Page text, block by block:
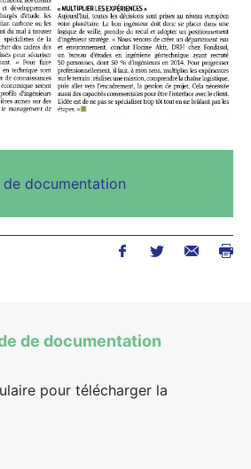
de documentation
de documentation
pour télécharger la